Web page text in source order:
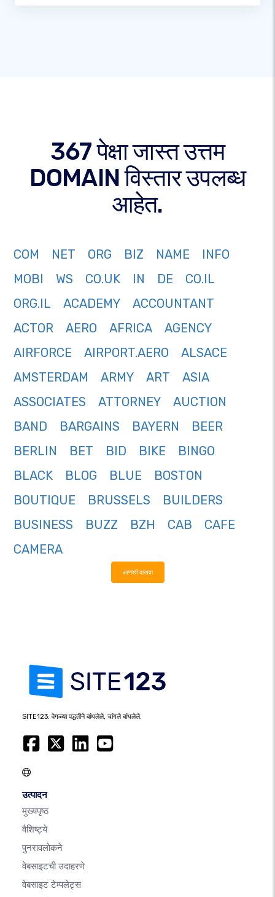
367 पेक्षा जास्त उत्तम
DOMAIN विस्तार उपलब्ध
आहेत.
COM NET ORG BIZ NAME
INFO
MOBI
WS CO.UK IN DE
CO.IL
ORG.IL
ACADEMY
ACCOUNTANT
ACTOR
AERO AFRICA
AGENCY
AIRFORCE
AIRPORT.AERO
ALSACE
AMSTERDAM
ARMY ART
ASIA
ASSOCIATES
ATTORNEY
AUCTION
BAND
BARGAINS BAYERN
BEER
BERLIN
BET BID BIKE
BINGO
BLACK
BLOG BLUE
BOSTON
BOUTIQUE
BRUSSELS
BUILDERS
BUSINESS
BUZZ BZH CAB
CAFE
CAMERA
आणखी दाखवा
SITE123: वेगळ्या पद्धतीने बांधलेले, चांगले बांधलेले.
उत्पादन
मुख्यपृष्ठ
वैशिष्ट्ये
पुनरावलोकने
वेबसाइटची उदाहरणे
वेबसाइट टेम्पलेट्स